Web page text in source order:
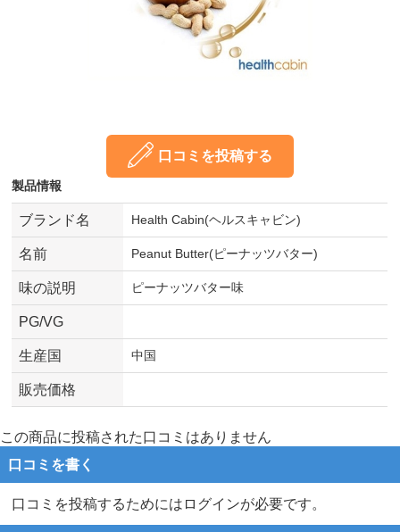
口コミを投稿する
製品情報
ブランド名 Health Cabin(ヘルスキャビン)
名前 Peanut Butter(ピーナッツバター)
味の説明 ピーナッツバター味
PG/VG
生産国 中国
販売価格
この商品に投稿された口コミはありません
口コミを書く
口コミを投稿するためにはログインが必要です。